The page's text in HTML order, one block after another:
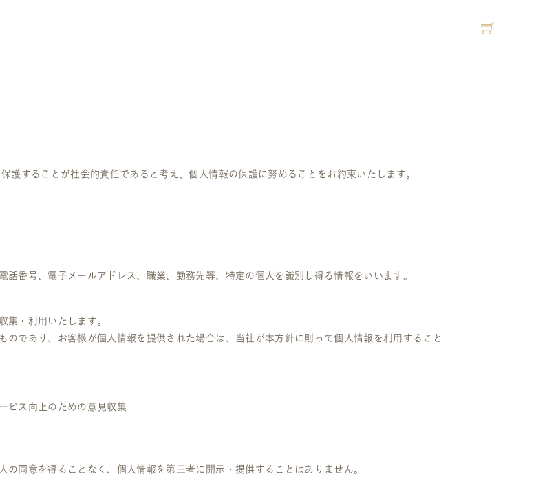
護することが社会的責任であると考え、個人情報の保護に努めることをお約束いたします。
番号、電子メールアドレス、職業、勤務先等、特定の個人を識別し得る情報をいいます。
集・利用いたします。
であり、お客様が個人情報を提供された場合は、当社が本方針に則って個人情報を利用すること
ビス向上のための意見収集
同意を得ることなく、個人情報を第三者に開示・提供することはありません。